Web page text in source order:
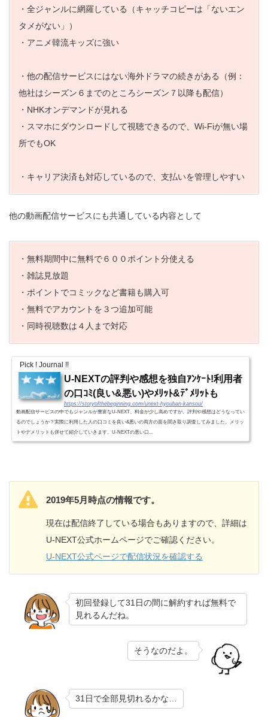
・全ジャンルに網羅している（キャッチコピーは「ないエン
タメがない」）
・アニメ韓流キッズに強い
・他の配信サービスにはない海外ドラマの続きがある（例：
他社はシーズン６までのところシーズン７以降も配信）
・NHKオンデマンドが見れる
・スマホにダウンロードして視聴できるので、Wi-Fiが無い場
所でもOK
・キャリア決済も対応しているので、支払いを管理しやすい
他の動画配信サービスにも共通している内容として
・無料期間中に無料で６００ポイント分使える
・雑誌見放題
・ポイントでコミックなど書籍も購入可
・無料でアカウントを３つ追加可能
・同時視聴数は４人まで対応
Pick ! Journal !!
U-NEXTの評判や感想を独自ｱﾝｹｰﾄ!利用者
の口ｺﾐ(良い&悪い)やﾒﾘｯﾄ&ﾃﾞﾒﾘｯﾄも
https://storyofthebeginning.com/unext-hyouban-kansou/
動画配信サービスの中でもジャンルが豊富なU-NEXT。料金が少し高めですが、評判や感想はどうなってい
るのでしょうか？実際に利用した人の口コミを良い&悪いの両方の面を聞き取り調査してみました。メリッ
トやデメリットも併せて紹介していきます。U-NEXTの悪い口...
2019年5月時点の情報です。
現在は配信終了している場合もありますので、詳細は
U-NEXT公式ホームページでご確認ください。
U-NEXT公式ページで配信状況を確認する
初回登録して31日の間に解約すれば無料で
見れるんだね。
そうなのだよ。
31日で全部見切れるかな…